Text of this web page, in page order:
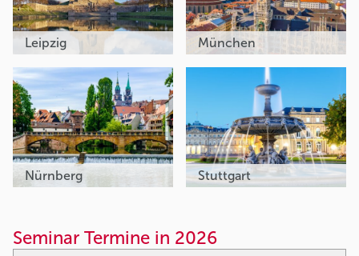
Leipzig München
Nürnberg Stuttgart
Seminar Termine in 2026